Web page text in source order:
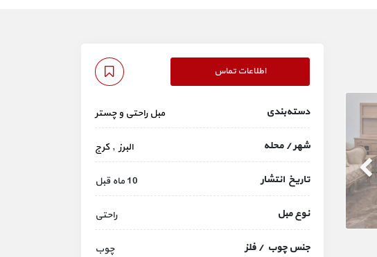
اطلاعات تماس
دسته‌بندی مبل راحتی و چستر
شهر / محله البرز ,کرج
تاریخ انتشار 10 ماه قبل
نوع مبل راحتی
جنس چوب / فلز چوب